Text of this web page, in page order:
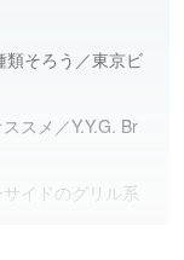
類そろう／東京ビ
スメ／Y.Y.G. Br
イドのグリル系